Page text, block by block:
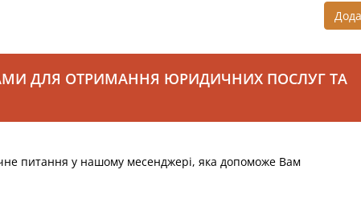
ДЛЯ ОТРИМАННЯ ЮРИДИЧНИХ ПОСЛУГ ТА
питання у нашому месенджері, яка допоможе Вам